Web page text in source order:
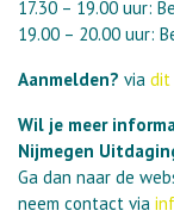
17.30 – 19.00 uur:
19.00 – 20.00 uur:
Aanmelden? via dit
Wil je meer
Nijmegen
Ga dan naar de
neem contact via